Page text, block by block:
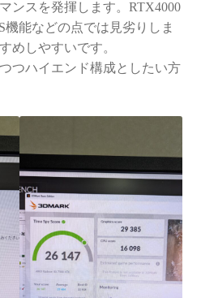
ンスを発揮します。RTX4000
機能などの点では見劣りしま
めしやすいです。
つハイエンド構成としたい方